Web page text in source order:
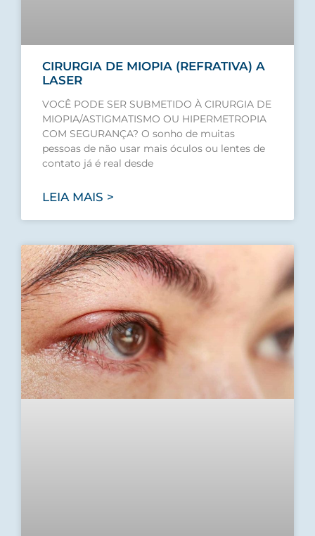
CIRURGIA DE MIOPIA (REFRATIVA) A
LASER
VOCÊ PODE SER SUBMETIDO À CIRURGIA DE
MIOPIA/ASTIGMATISMO OU HIPERMETROPIA
COM SEGURANÇA? O sonho de muitas
pessoas de não usar mais óculos ou lentes de
contato já é real desde
LEIA MAIS >